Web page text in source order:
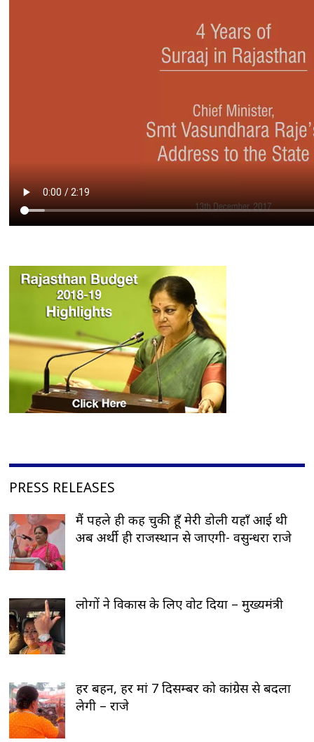
PRESS RELEASES
मैं पहले ही कह चुकी हूँ मेरी डोली यहाँ आई थी
अब अर्थी ही राजस्थान से जाएगी- वसुन्धरा राजे
लोगों ने विकास के लिए वोट दिया – मुख्यमंत्री
हर बहन, हर मां 7 दिसम्बर को कांग्रेस से बदला
लेगी – राजे